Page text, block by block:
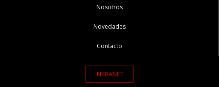
Nosotros
Novedades
Contacto
INTRANET